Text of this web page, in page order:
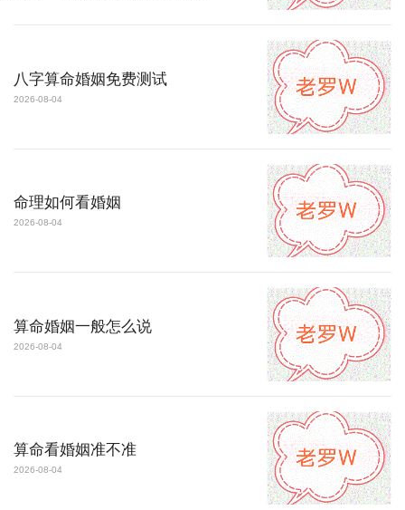
八字算命婚姻免费测试
2026-08-04
命理如何看婚姻
2026-08-04
算命婚姻一般怎么说
2026-08-04
算命看婚姻准不准
2026-08-04